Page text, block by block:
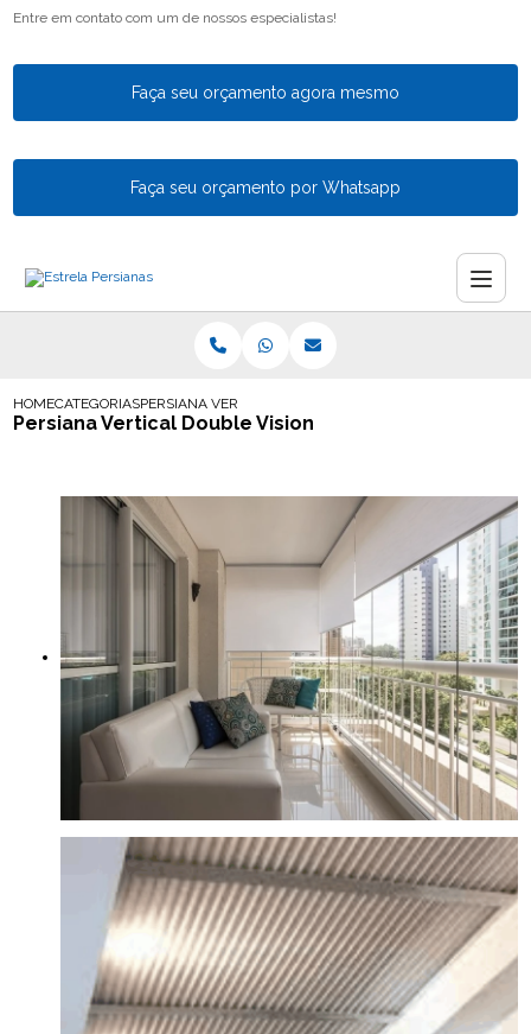
Entre em contato com um de nossos especialistas!
Faça seu orçamento agora mesmo
Faça seu orçamento por Whatsapp
HOMECATEGORIASPERSIANA VERTICAL DOUBLE VISION
Persiana Vertical Double Vision